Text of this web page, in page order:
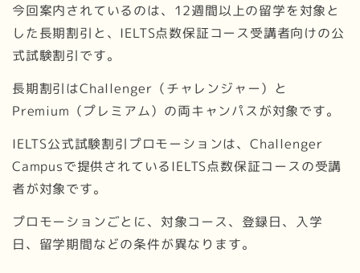
今回案内されているのは、12週間以上の留学を対象と
した長期割引と、IELTS点数保証コース受講者向けの公
式試験割引です。
長期割引はChallenger（チャレンジャー）と
Premium（プレミアム）の両キャンパスが対象です。
IELTS公式試験割引プロモーションは、Challenger
Campusで提供されているIELTS点数保証コースの受講
者が対象です。
プロモーションごとに、対象コース、登録日、入学
日、留学期間などの条件が異なります。